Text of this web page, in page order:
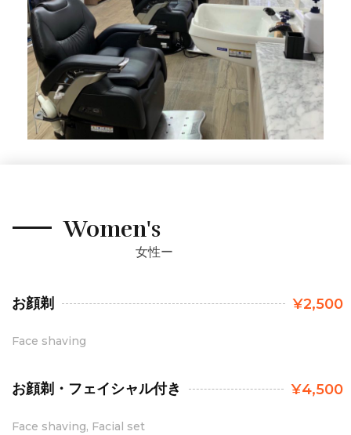
Women's
女性ー
お顔剃 ¥2,500
Face shaving
お顔剃・フェイシャル付き ¥4,500
Face shaving, Facial set